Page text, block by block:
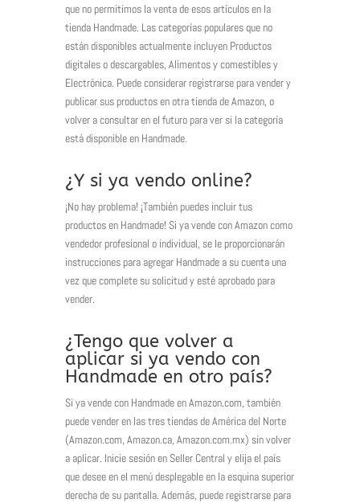
que no permitimos la venta de esos artículos en la
tienda Handmade. Las categorías populares que no
están disponibles actualmente incluyen Productos
digitales o descargables, Alimentos y comestibles y
Electrónica. Puede considerar registrarse para vender y
publicar sus productos en otra tienda de Amazon, o
volver a consultar en el futuro para ver si la categoría
está disponible en Handmade.
¿Y si ya vendo online?
¡No hay problema! ¡También puedes incluir tus
productos en Handmade! Si ya vende con Amazon como
vendedor profesional o individual, se le proporcionarán
instrucciones para agregar Handmade a su cuenta una
vez que complete su solicitud y esté aprobado para
vender.
¿Tengo que volver a
aplicar si ya vendo con
Handmade en otro país?
Si ya vende con Handmade en Amazon.com, también
puede vender en las tres tiendas de América del Norte
(Amazon.com, Amazon.ca, Amazon.com.mx) sin volver
a aplicar. Inicie sesión en Seller Central y elija el país
que desee en el menú desplegable en la esquina superior
derecha de su pantalla. Además, puede registrarse para